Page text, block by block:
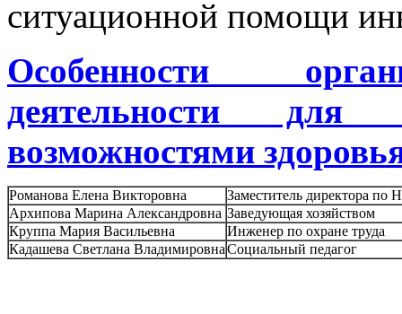
ситуационной помощи
Особенности
деятельности
возможностями
Романова Елена Викторовна
Заместитель директора по
Архипова Марина Александровна Заведующая хозяйством
Круппа Мария Васильевна
Инженер по охране труда
Кадашева Светлана ВладимировнаСоциальный педагог